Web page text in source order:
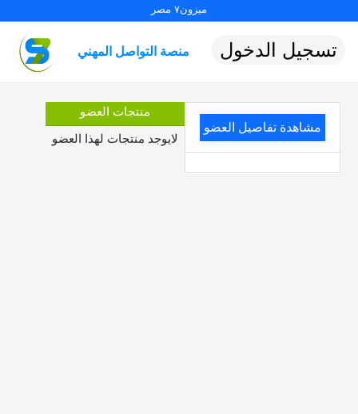
ميزون٧ مصر
منصة التواصل المهني تسجيل الدخول
مشاهدة تفاصيل العضو
منتجات العضو
لايوجد منتجات لهذا العضو